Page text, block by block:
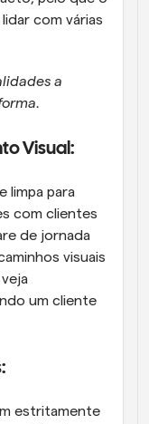
com várias
a
Visual:
limpa para
com clientes
de jornada
visuais
um cliente
estritamente